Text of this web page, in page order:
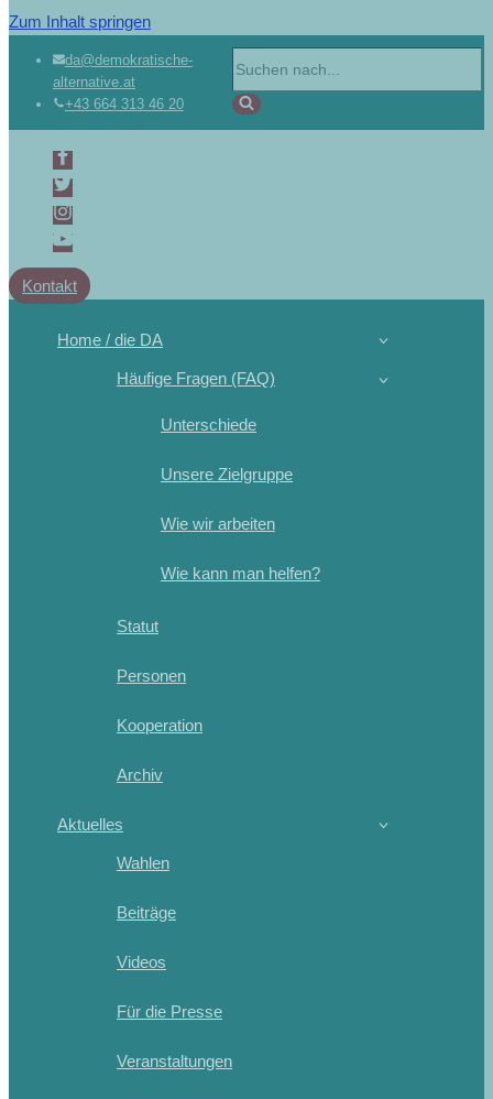
Zum Inhalt springen
da@demokratische-
alternative.at
+43 664 313 46 20
Kontakt
Home / die DA
Häufige Fragen (FAQ)
Unterschiede
Unsere Zielgruppe
Wie wir arbeiten
Wie kann man helfen?
Statut
Personen
Kooperation
Archiv
Aktuelles
Wahlen
Beiträge
Videos
Für die Presse
Veranstaltungen